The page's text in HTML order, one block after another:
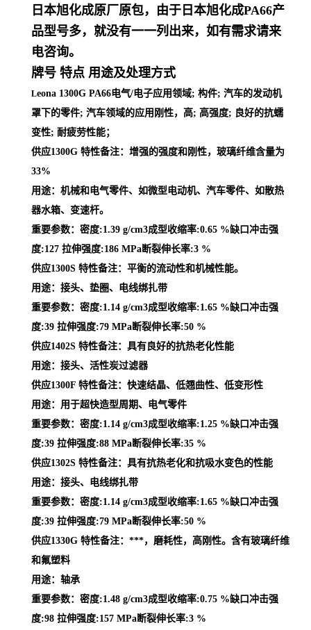
日本旭化成原厂原包，由于日本旭化成PA66产
品型号多，就没有一一列出来，如有需求请来
电咨询。
牌号 特点 用途及处理方式
Leona 1300G PA66电气/电子应用领域; 构件; 汽车的发动机
罩下的零件; 汽车领域的应用刚性，高; 高强度; 良好的抗蠕
变性; 耐疲劳性能；
供应1300G 特性备注：增强的强度和刚性，玻璃纤维含量为
33%
用途：机械和电气零件、如微型电动机、汽车零件、如散热
器水箱、变速杆。
重要参数：密度:1.39 g/cm3成型收缩率:0.65 %缺口冲击强
度:127 拉伸强度:186 MPa断裂伸长率:3 %
供应1300S 特性备注：平衡的流动性和机械性能。
用途：接头、垫圈、电线绑扎带
重要参数：密度:1.14 g/cm3成型收缩率:1.65 %缺口冲击强
度:39 拉伸强度:79 MPa断裂伸长率:50 %
供应1402S 特性备注：具有良好的抗热老化性能
用途：接头、活性炭过滤器
供应1300F 特性备注：快速结晶、低翘曲性、低变形性
用途：用于超快造型周期、电气零件
重要参数：密度:1.14 g/cm3成型收缩率:1.25 %缺口冲击强
度:39 拉伸强度:88 MPa断裂伸长率:35 %
供应1302S 特性备注：具有抗热老化和抗吸水变色的性能
用途：接头、电线绑扎带
重要参数：密度:1.14 g/cm3成型收缩率:1.65 %缺口冲击强
度:39 拉伸强度:79 MPa断裂伸长率:50 %
供应1330G 特性备注：***，磨耗性，高刚性。含有玻璃纤维
和氟塑料
用途：轴承
重要参数：密度:1.48 g/cm3成型收缩率:0.75 %缺口冲击强
度:98 拉伸强度:157 MPa断裂伸长率:3 %